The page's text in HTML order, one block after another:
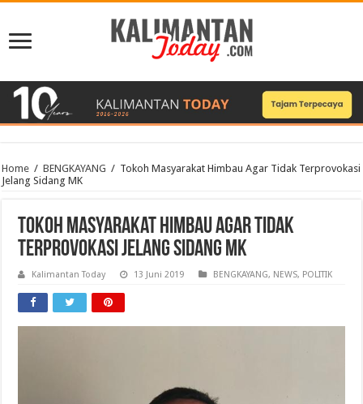
Home / BENGKAYANG / Tokoh Masyarakat Himbau Agar Tidak Terprovokasi
Jelang Sidang MK
Tokoh Masyarakat Himbau Agar Tidak
Terprovokasi Jelang Sidang MK
Kalimantan Today 13 Juni 2019 BENGKAYANG, NEWS, POLITIK